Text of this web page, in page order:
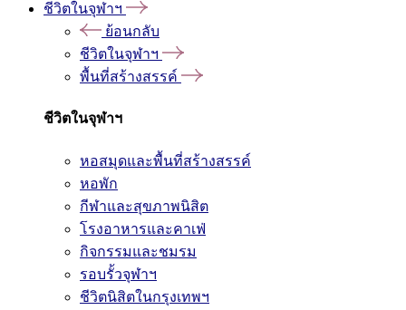
ชีวิตในจุฬาฯ
ย้อนกลับ
ชีวิตในจุฬาฯ
พื้นที่สร้างสรรค์
ชีวิตในจุฬาฯ
หอสมุดและพื้นที่สร้างสรรค์
หอพัก
กีฬาและสุขภาพนิสิต
โรงอาหารและคาเฟ่
กิจกรรมและชมรม
รอบรั้วจุฬาฯ
ชีวิตนิสิตในกรุงเทพฯ